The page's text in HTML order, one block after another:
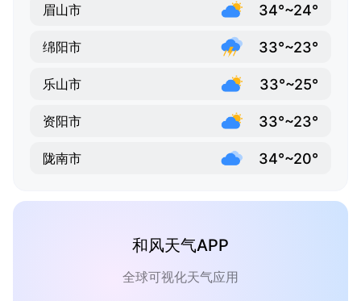
眉山市 34°~24°
绵阳市 33°~23°
乐山市 33°~25°
资阳市 33°~23°
陇南市 34°~20°
和风天气APP
全球可视化天气应用